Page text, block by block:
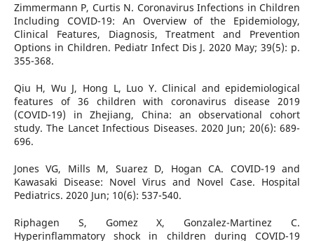
Zimmermann P, Curtis N. Coronavirus Infections in Children
Including COVID-19: An Overview of the Epidemiology,
Clinical Features, Diagnosis, Treatment and Prevention
Options in Children. Pediatr Infect Dis J. 2020 May; 39(5): p.
355-368.
Qiu H, Wu J, Hong L, Luo Y. Clinical and epidemiological
features of 36 children with coronavirus disease 2019
(COVID-19) in Zhejiang, China: an observational cohort
study. The Lancet Infectious Diseases. 2020 Jun; 20(6): 689-
696.
Jones VG, Mills M, Suarez D, Hogan CA. COVID-19 and
Kawasaki Disease: Novel Virus and Novel Case. Hospital
Pediatrics. 2020 Jun; 10(6): 537-540.
Riphagen S, Gomez X, Gonzalez-Martinez C.
Hyperinflammatory shock in children during COVID-19